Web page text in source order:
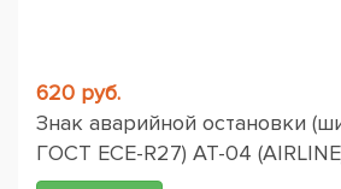
620 руб.
Знак аварийной остановки
ГОСТ ЕСЕ-R27) AT-04